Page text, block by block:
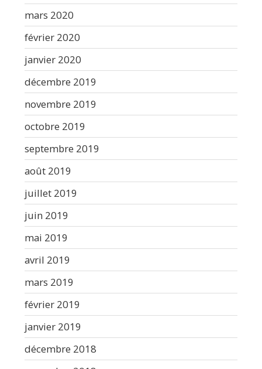
mars 2020
février 2020
janvier 2020
décembre 2019
novembre 2019
octobre 2019
septembre 2019
août 2019
juillet 2019
juin 2019
mai 2019
avril 2019
mars 2019
février 2019
janvier 2019
décembre 2018